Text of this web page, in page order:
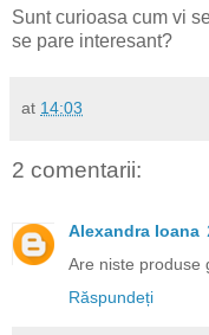
Sunt curioasa cum vi
se pare interesant?
at 14:03
2 comentarii:
Alexandra Ioana
Are niste produse
Răspundeți